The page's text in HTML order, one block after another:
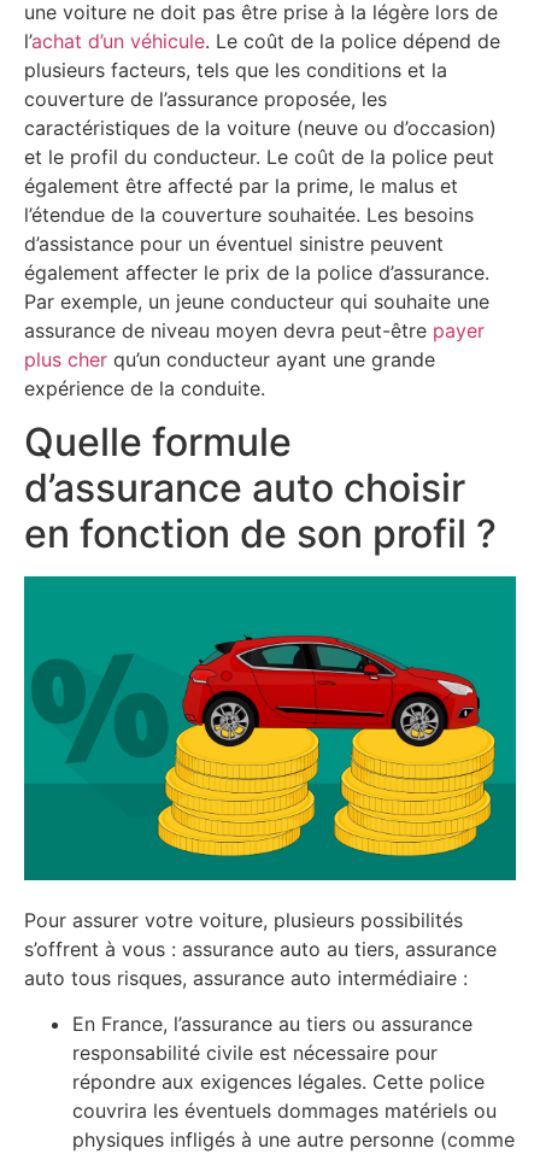
une voiture ne doit pas être prise à la légère lors de
l’achat d’un véhicule. Le coût de la police dépend de
plusieurs facteurs, tels que les conditions et la
couverture de l’assurance proposée, les
caractéristiques de la voiture (neuve ou d’occasion)
et le profil du conducteur. Le coût de la police peut
également être affecté par la prime, le malus et
l’étendue de la couverture souhaitée. Les besoins
d’assistance pour un éventuel sinistre peuvent
également affecter le prix de la police d’assurance.
Par exemple, un jeune conducteur qui souhaite une
assurance de niveau moyen devra peut-être payer
plus cher qu’un conducteur ayant une grande
expérience de la conduite.
Quelle formule
d’assurance auto choisir
en fonction de son profil ?
Pour assurer votre voiture, plusieurs possibilités
s’offrent à vous : assurance auto au tiers, assurance
auto tous risques, assurance auto intermédiaire :
En France, l’assurance au tiers ou assurance
responsabilité civile est nécessaire pour
répondre aux exigences légales. Cette police
couvrira les éventuels dommages matériels ou
physiques infligés à une autre personne (comme